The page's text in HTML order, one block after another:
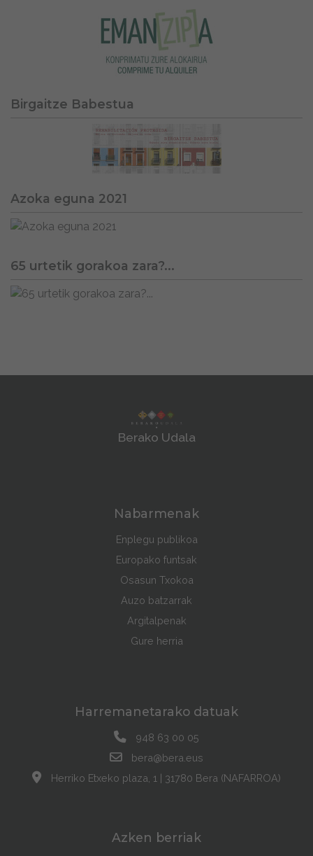
Birgaitze Babestua
Azoka eguna 2021
65 urtetik gorakoa zara?...
Berako Udala
Nabarmenak
Enplegu publikoa
Europako funtsak
Osasun Txokoa
Auzo batzarrak
Argitalpenak
Gure herria
Harremanetarako datuak
948 63 00 05
bera@bera.eus
Herriko Etxeko plaza, 1 | 31780 Bera (NAFARROA)
Azken berriak